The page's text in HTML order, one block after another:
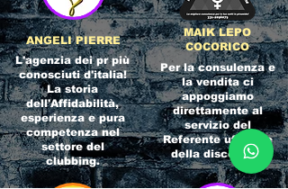
ANGELI PIERRE
L'agenzia dei pr più
conosciuti d'italia!
La storia
dell'Affidabilità,
esperienza e pura
competenza nel
settore del
clubbing.
MAIK LEPO
COCORICO
Per la consulenza e
la vendita ci
appoggiamo
direttamente al
servizio del
Referente ufficiale
della discoteca!